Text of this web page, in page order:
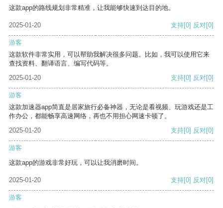
这款app的路线规划非常精准，让我能够快速到达目的地。
2025-01-20 支持[0] 反对[0]
游客
这款软件非常实用，可以帮助我解决很多问题。比如，我可以使用它来
查找资料、翻译语言、编写代码等。
2025-01-20
支持[0] 反对[0]
游客
这款加速器app简直是居家旅行必备神器，无论是看视频、玩游戏还是工
作办公，都能畅享高速网络，再也不用担心网速卡顿了。
2025-01-20
支持[0] 反对[0]
游客
这款app的游戏非常好玩，可以让我消磨时间。
2025-01-20 支持[0] 反对[0]
游客